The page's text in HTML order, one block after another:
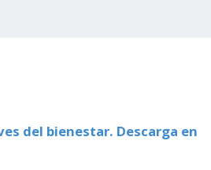
del bienestar. Descarga en